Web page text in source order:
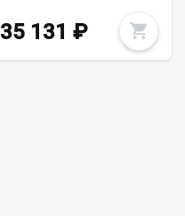
35 131 ₽